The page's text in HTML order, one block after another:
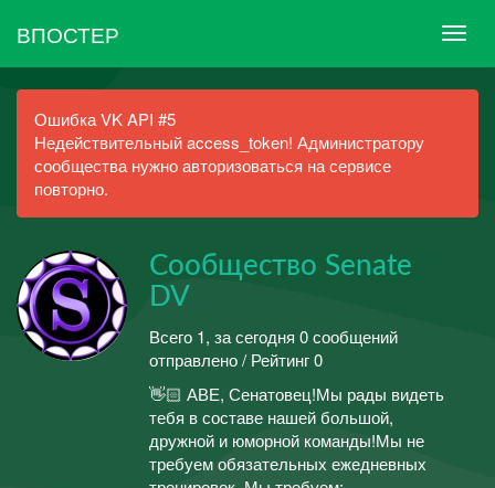
ВПОСТЕР
Ошибка VK API #5
Недействительный access_token! Администратору
сообщества нужно авторизоваться на сервисе
повторно.
Сообщество Senate
DV
Всего 1, за сегодня 0 сообщений
отправлено / Рейтинг 0
👋🏻 АВЕ, Сенатовец!Мы рады видеть
тебя в составе нашей большой,
дружной и юморной команды!Мы не
требуем обязательных ежедневных